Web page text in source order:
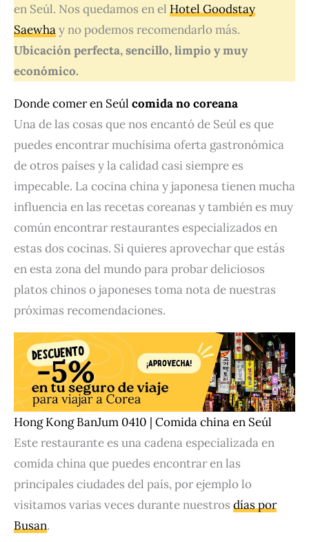
en Seúl. Nos quedamos en el Hotel Goodstay
Saewhay no podemos recomendarlo más.
Ubicación perfecta, sencillo, limpio y muy
económico.
Donde comer en Seúl comida no coreana
Una de las cosas que nos encantó de Seúl es que
puedes encontrar muchísima oferta gastronómica
de otros países y la calidad casi siempre es
impecable. La cocina china y japonesa tienen mucha
influencia en las recetas coreanas y también es muy
común encontrar restaurantes especializados en
estas dos cocinas. Si quieres aprovechar que estás
en esta zona del mundo para probar deliciosos
platos chinos o japoneses toma nota de nuestras
próximas recomendaciones.
Hong Kong BanJum 0410 | Comida china en Seúl
Este restaurante es una cadena especializada en
comida china que puedes encontrar en las
principales ciudades del país, por ejemplo lo
visitamos varias veces durante nuestros días por
Busan.